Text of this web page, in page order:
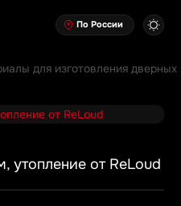
По России
для изготовления дверных
утопление от ReLoud